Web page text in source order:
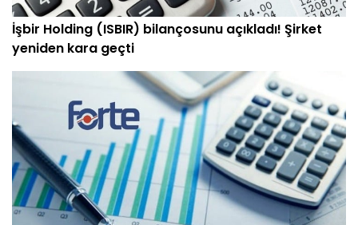
İşbir Holding (ISBIR) bilançosunu açıkladı! Şirket
yeniden kara geçti